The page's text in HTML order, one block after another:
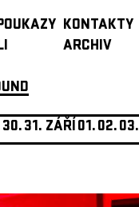
KONTAKTY
ARCHIV
30.31. ZÁŘÍ01.02.03.